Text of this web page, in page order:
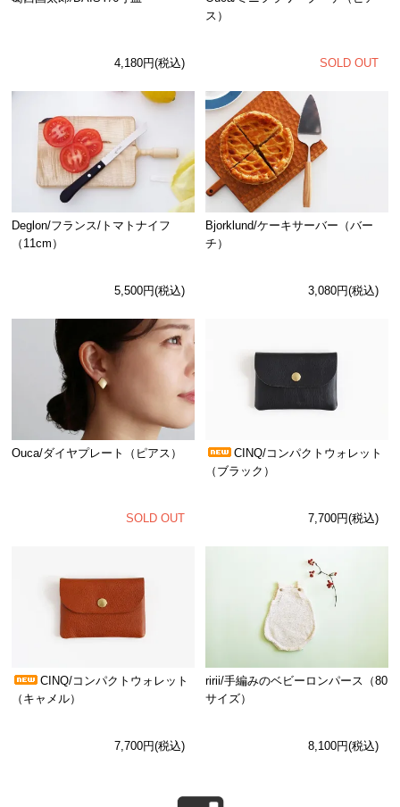
4,180円(税込)
ス）
SOLD OUT
Deglon/フランス/トマトナイフ
（11cm）
5,500円(税込)
Bjorklund/ケーキサーバー（バー
チ）
3,080円(税込)
Ouca/ダイヤプレート（ピアス）
SOLD OUT
CINQ/コンパクトウォレット
（ブラック）
7,700円(税込)
CINQ/コンパクトウォレット
（キャメル）
7,700円(税込)
ririi/手編みのベビーロンパース（80
サイズ）
8,100円(税込)